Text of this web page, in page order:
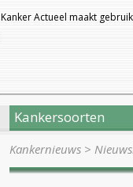
Kanker Actueel maakt
Kankersoorten
Kankernieuws >